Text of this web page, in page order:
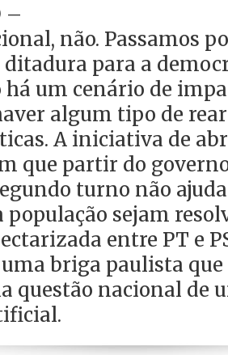
–
não. Passamos
ditadura para a
há um cenário de
algum tipo de
A iniciativa de
que partir do
turno não
sejam
entre PT e
uma briga paulista que
questão nacional de